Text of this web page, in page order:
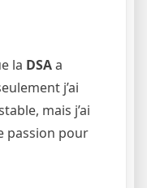
la DSAa
j’ai
mais j’ai
passion pour